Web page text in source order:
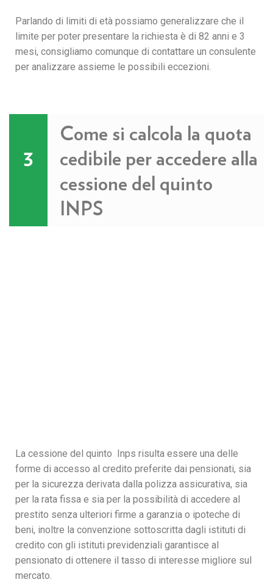
Parlando di limiti di età possiamo generalizzare che il
limite per poter presentare la richiesta è di 82 anni e 3
mesi, consigliamo comunque di contattare un consulente
per analizzare assieme le possibili eccezioni.
3
Come si calcola la quota
cedibile per accedere alla
cessione del quinto
INPS
La cessione del quinto Inps risulta essere una delle
forme di accesso al credito preferite dai pensionati, sia
per la sicurezza derivata dalla polizza assicurativa, sia
per la rata fissa e sia per la possibilità di accedere al
prestito senza ulteriori firme a garanzia o ipoteche di
beni, inoltre la convenzione sottoscritta dagli istituti di
credito con gli istituti previdenziali garantisce al
pensionato di ottenere il tasso di interesse migliore sul
mercato.